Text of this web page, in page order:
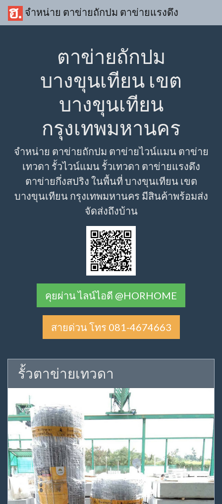
จำหน่าย ตาข่ายถักปม ตาข่ายแรงดึง
ตาข่ายถักปม
บางขุนเทียน เขต
บางขุนเทียน
กรุงเทพมหานคร
จำหน่าย ตาข่ายถักปม ตาข่ายไวน์แมน ตาข่าย
เทวดา รั้วไวน์แมน รั้วเทวดา ตาข่ายแรงดึง
ตาข่ายกึ่งสปริง ในพื้นที่ บางขุนเทียน เขต
บางขุนเทียน กรุงเทพมหานคร มีสินค้าพร้อมส่ง
จัดส่งถึงบ้าน
คุยผ่าน ไลน์ไอดี @HORHOME
สายด่วน โทร 081-4674663
รั้วตาข่ายเทวดา